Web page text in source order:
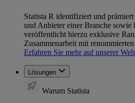
Statista R identifiziert und
und Anbieter einer Branche sowie
veröffentlicht hierzu exklusive
Zusammenarbeit mit
Erfahren Sie mehr auf unserer
Lösungen
Warum Statista